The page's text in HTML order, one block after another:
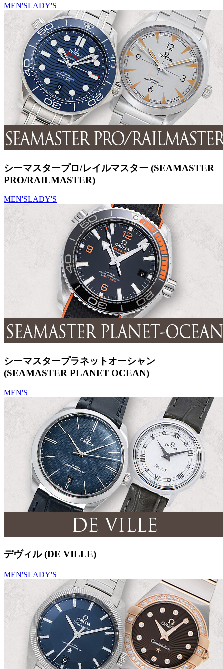
MEN'SLADY'S
シーマスタープロ/レイルマスター (SEAMASTER
PRO/RAILMASTER)
MEN'SLADY'S
シーマスタープラネットオーシャン
(SEAMASTER PLANET OCEAN)
MEN'S
デヴィル (DE VILLE)
MEN'SLADY'S